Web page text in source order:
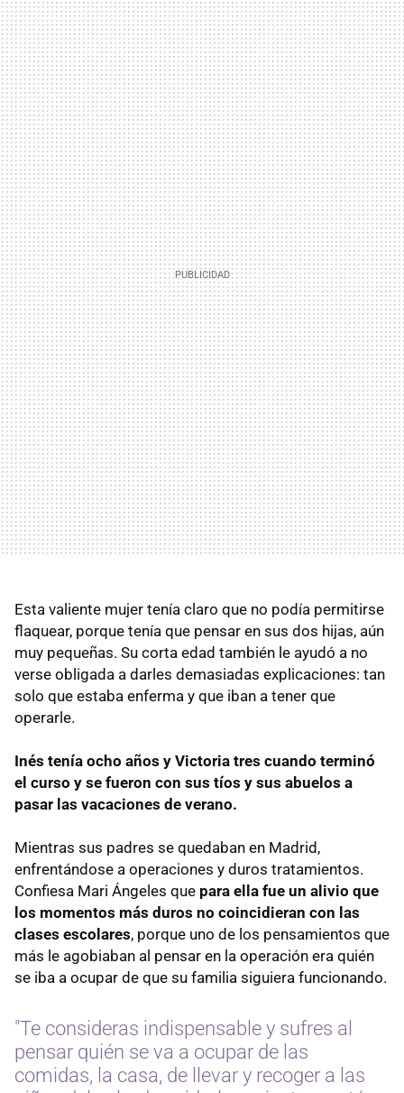
Esta valiente mujer tenía claro que no podía permitirse
flaquear, porque tenía que pensar en sus dos hijas, aún
muy pequeñas. Su corta edad también le ayudó a no
verse obligada a darles demasiadas explicaciones: tan
solo que estaba enferma y que iban a tener que
operarle.
Inés tenía ocho años y Victoria tres cuando terminó
el curso y se fueron con sus tíos y sus abuelos a
pasar las vacaciones de verano.
Mientras sus padres se quedaban en Madrid,
enfrentándose a operaciones y duros tratamientos.
Confiesa Mari Ángeles que para ella fue un alivio que
los momentos más duros no coincidieran con las
clases escolares, porque uno de los pensamientos que
más le agobiaban al pensar en la operación era quién
se iba a ocupar de que su familia siguiera funcionando.
"Te consideras indispensable y sufres al
pensar quién se va a ocupar de las
comidas, la casa, de llevar y recoger a las